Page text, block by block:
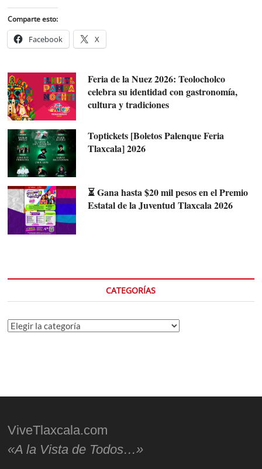
Comparte esto:
Facebook X
Feria de la Nuez 2026: Teolocholco
celebra su identidad con gastronomía,
cultura y tradiciones
Toptickets [Boletos Palenque Feria
Tlaxcala] 2026
⏳ Gana hasta $20 mil pesos en el Premio
Estatal de la Juventud Tlaxcala 2026
CATEGORÍAS
Categorías
ViveTlaxcala.com
«A la Vista de Todos…»